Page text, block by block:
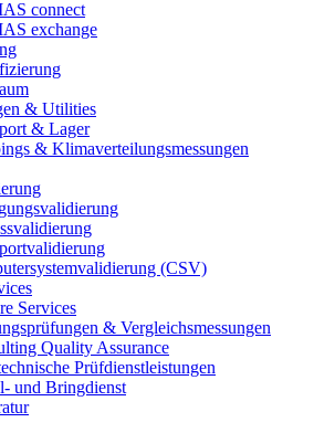
connect
exchange
& Utilities
& Lager
& Klimaverteilungsmessungen
(CSV)
Services
& Vergleichsmessungen
Quality Assurance
Prüfdienstleistungen
und Bringdienst